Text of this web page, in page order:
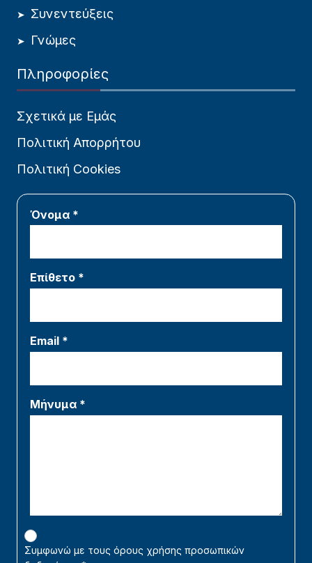
Συνεντεύξεις
Γνώμες
Πληροφορίες
Σχετικά με Εμάς
Πολιτική Απορρήτου
Πολιτική Cookies
Όνομα *
Επίθετο *
Email *
Μήνυμα *
Συμφωνώ με τους όρους χρήσης προσωπικών